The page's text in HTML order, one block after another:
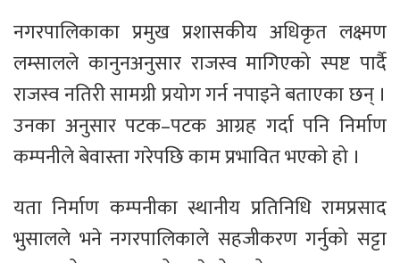
नगरपालिकाका प्रमुख प्रशासकीय अधिकृत लक्ष्मण
लम्सालले कानुनअनुसार राजस्व मागिएको स्पष्ट पार्दै
राजस्व नतिरी सामग्री प्रयोग गर्न नपाइने बताएका छन् ।
उनका अनुसार पटक–पटक आग्रह गर्दा पनि निर्माण
कम्पनीले बेवास्ता गरेपछि काम प्रभावित भएको हो ।
यता निर्माण कम्पनीका स्थानीय प्रतिनिधि रामप्रसाद
भुसालले भने नगरपालिकाले सहजीकरण गर्नुको सट्टा